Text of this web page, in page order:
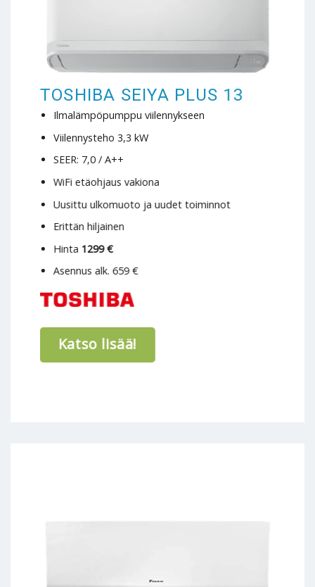
TOSHIBA SEIYA PLUS 13
Ilmalämpöpumppu viilennykseen
Viilennysteho 3,3 kW
SEER: 7,0 / A++
WiFi etäohjaus vakiona
Uusittu ulkomuoto ja uudet toiminnot
Erittän hiljainen
Hinta 1299 €
Asennus alk. 659 €
Katso lisää!